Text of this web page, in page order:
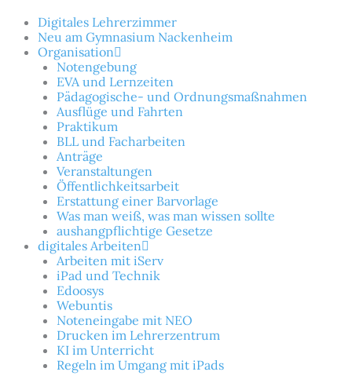
Inhalt
springen
Digitales Lehrerzimmer
Neu am Gymnasium Nackenheim
Organisation
Notengebung
EVA und Lernzeiten
Pädagogische- und Ordnungsmaßnahmen
Ausflüge und Fahrten
Praktikum
BLL und Facharbeiten
Anträge
Veranstaltungen
Öffentlichkeitsarbeit
Erstattung einer Barvorlage
Was man weiß, was man wissen sollte
aushangpflichtige Gesetze
digitales Arbeiten
Arbeiten mit iServ
iPad und Technik
Edoosys
Webuntis
Noteneingabe mit NEO
Drucken im Lehrerzentrum
KI im Unterricht
Regeln im Umgang mit iPads
nach: